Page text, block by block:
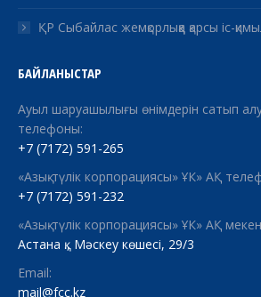
ҚР Сыбайлас жемқорлыққа қарсы іс-
БАЙЛАНЫСТАР
Ауыл шаруашылығы өнімдерін сатып
телефоны:
+7 (7172) 591-265
«Азық-түлік корпорациясы» ҰК» АҚ
+7 (7172) 591-232
«Азық-түлік корпорациясы» ҰК» АҚ
Астана қ., Мәскеу көшесі, 29/3
Email:
mail@fcc.kz